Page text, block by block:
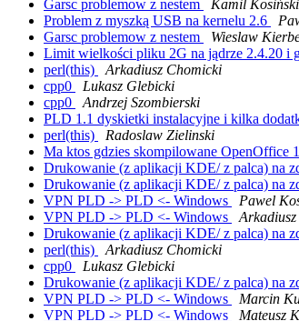
Garsc problemow z nestem
Kamil Kosiński
Problem z myszką USB na kernelu 2.6
Garsc problemow z nestem
Wieslaw
Limit wielkości pliku 2G na jądrze 2.4.20 i
perl(this)
Arkadiusz Chomicki
cpp0
Lukasz Glebicki
cpp0
Andrzej Szombierski
PLD 1.1 dyskietki instalacyjne i kilka
perl(this)
Radoslaw Zielinski
Ma ktos gdzies skompilowane OpenOffice
Drukowanie (z aplikacji KDE/ z palca) na
Drukowanie (z aplikacji KDE/ z palca) na
VPN PLD -> PLD <- Windows
Pawel
VPN PLD -> PLD <- Windows
Drukowanie (z aplikacji KDE/ z palca) na
perl(this)
Arkadiusz Chomicki
cpp0
Lukasz Glebicki
Drukowanie (z aplikacji KDE/ z palca) na
VPN PLD -> PLD <- Windows
Marcin
VPN PLD -> PLD <- Windows
Mateusz